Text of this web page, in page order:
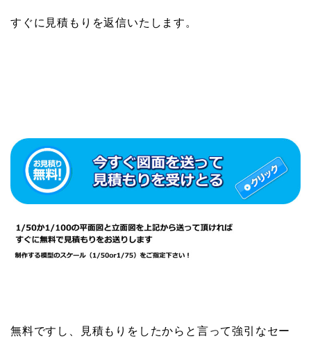
すぐに見積もりを返信いたします。
無料ですし、見積もりをしたからと言って強引なセー